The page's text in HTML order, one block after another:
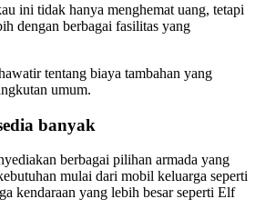
ini tidak hanya menghemat uang, tetapi
dengan berbagai fasilitas yang
tentang biaya tambahan yang
umum.
banyak
berbagai pilihan armada yang
mulai dari mobil keluarga seperti
kendaraan yang lebih besar seperti Elf